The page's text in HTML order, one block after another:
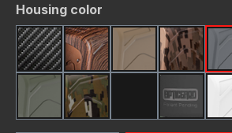
Odaberi
Housing color
Carbon FiberDark WoodFDE (Flat Dark
FDE
OD GreenOD Green Camoschwarz